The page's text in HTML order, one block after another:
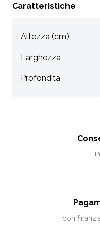
Caratteristiche
Altezza (cm)
Larghezza
Profondita
con